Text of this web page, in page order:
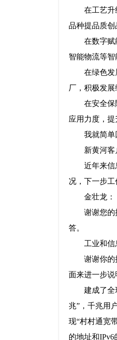
在工艺升
品种提品质创
在数字赋
智能物流等
在绿色发
厂，积极发展
在安全保
应用力度，提
我就简单
新黄河客
近年来信
况，下一步工
金壮龙：
谢谢您的
答。
工业和信
谢谢你的
面来进一步说
建成了全
兆”，千兆用
现“村村通宽
的地址和IPv6